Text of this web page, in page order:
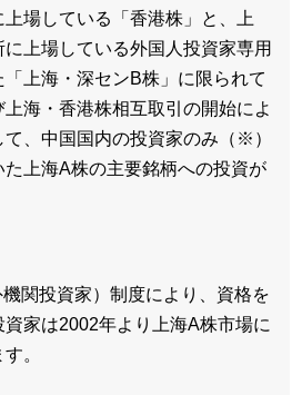
場している「香港株」と、上
上場している外国人投資家専用
上海・深センB株」に限られて
海・香港株相互取引の開始によ
、中国国内の投資家のみ（※）
上海A株の主要銘柄への投資が
関投資家）制度により、資格を
家は2002年より上海A株市場に
。